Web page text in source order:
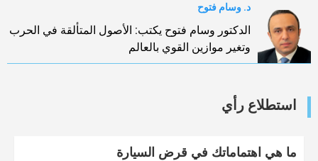
د. وسام فتوح
الدكتور وسام فتوح يكتب: الأصول المتألقة في الحرب
وتغير موازين القوي بالعالم
استطلاع رأي
ما هي اهتماماتك في قرض السيارة